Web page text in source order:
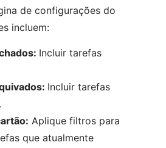
de configurações do
incluem:
Incluir tarefas
Incluir tarefas
Aplique filtros para
que atualmente